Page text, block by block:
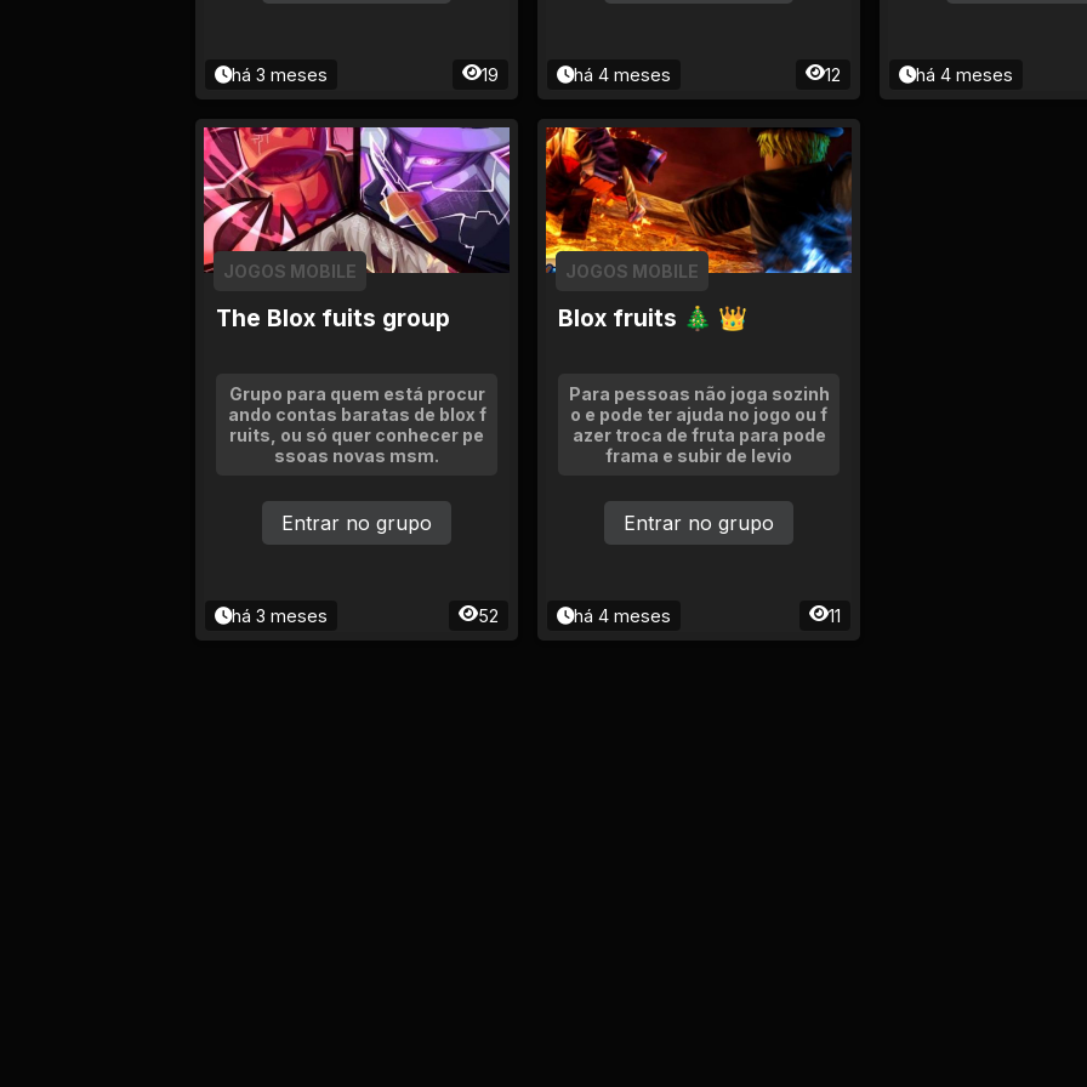
há 3 meses 19 há 4 meses 12 há 4 meses
The Blox fuits group
JOGOS MOBILE
Grupo para quem está procur
ando contas baratas de blox f
ruits, ou só quer conhecer pe
ssoas novas msm.
há 3 meses 52
Entrar no grupo
Blox fruits 🎄 👑
JOGOS MOBILE
Para pessoas não joga sozinh
o e pode ter ajuda no jogo ou f
azer troca de fruta para pode
frama e subir de levio
há 4 meses 11
Entrar no grupo